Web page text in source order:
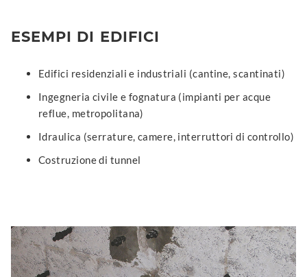
ESEMPI DI EDIFICI
Edifici residenziali e industriali (cantine, scantinati)
Ingegneria civile e fognatura (impianti per acque
reflue, metropolitana)
Idraulica (serrature, camere, interruttori di controllo)
Costruzione di tunnel